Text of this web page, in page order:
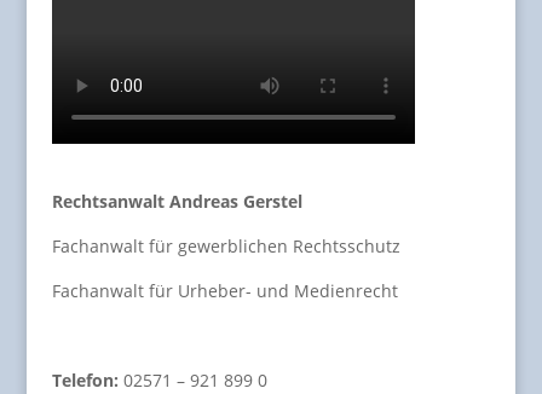
Rechtsanwalt Andreas Gerstel
Fachanwalt für gewerblichen Rechtsschutz
Fachanwalt für Urheber- und Medienrecht
Telefon: 02571 – 921 899 0